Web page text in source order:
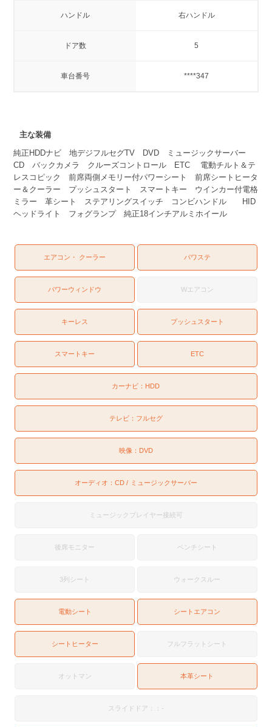
ハンドル 右ハンドル
ドア数 5
車台番号 ****347
主な装備
純正HDDナビ 地デジフルセグTV DVD ミュージックサーバー
CD バックカメラ クルーズコントロール ETC 電動チルト＆テ
レスコピック 前席両側メモリー付パワーシート 前席シートヒータ
ー＆クーラー プッシュスタート スマートキー ウインカー付電格
ミラー 革シート ステアリングスイッチ コンビハンドル HID
ヘッドライト フォグランプ 純正18インチアルミホイール
エアコン・ クーラー パワステ
パワーウィンドウ Wエアコン
キーレス プッシュスタート
スマートキー ETC
カーナビ： HDD
テレビ： フルセグ
映像： DVD
オーディオ： CD ミュージックサーバー
ミュージックプレイヤー接続可
後席モニター ベンチシート
3列シート ウォークスルー
電動シート シートエアコン
シートヒーター フルフラットシート
オットマン 本革シート
スライドドア：：-